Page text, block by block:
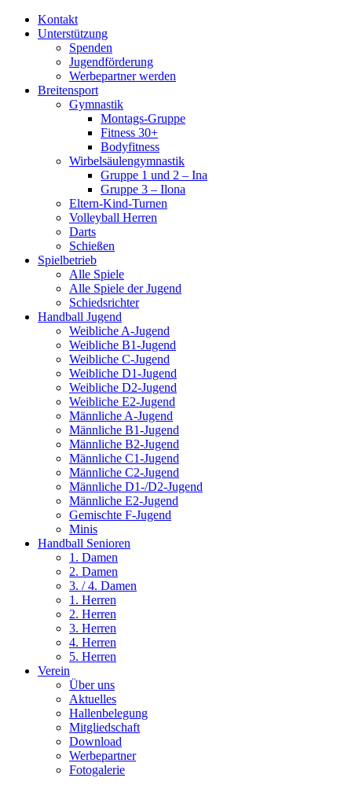
Kontakt
Unterstützung
Spenden
Jugendförderung
Werbepartner werden
Breitensport
Gymnastik
Montags-Gruppe
Fitness 30+
Bodyfitness
Wirbelsäulengymnastik
Gruppe 1 und 2 – Ina
Gruppe 3 – Ilona
Eltern-Kind-Turnen
Volleyball Herren
Darts
Schießen
Spielbetrieb
Alle Spiele
Alle Spiele der Jugend
Schiedsrichter
Handball Jugend
Weibliche A-Jugend
Weibliche B1-Jugend
Weibliche C-Jugend
Weibliche D1-Jugend
Weibliche D2-Jugend
Weibliche E2-Jugend
Männliche A-Jugend
Männliche B1-Jugend
Männliche B2-Jugend
Männliche C1-Jugend
Männliche C2-Jugend
Männliche D1-/D2-Jugend
Männliche E2-Jugend
Gemischte F-Jugend
Minis
Handball Senioren
1. Damen
2. Damen
3. / 4. Damen
1. Herren
2. Herren
3. Herren
4. Herren
5. Herren
Verein
Über uns
Aktuelles
Hallenbelegung
Mitgliedschaft
Download
Werbepartner
Fotogalerie